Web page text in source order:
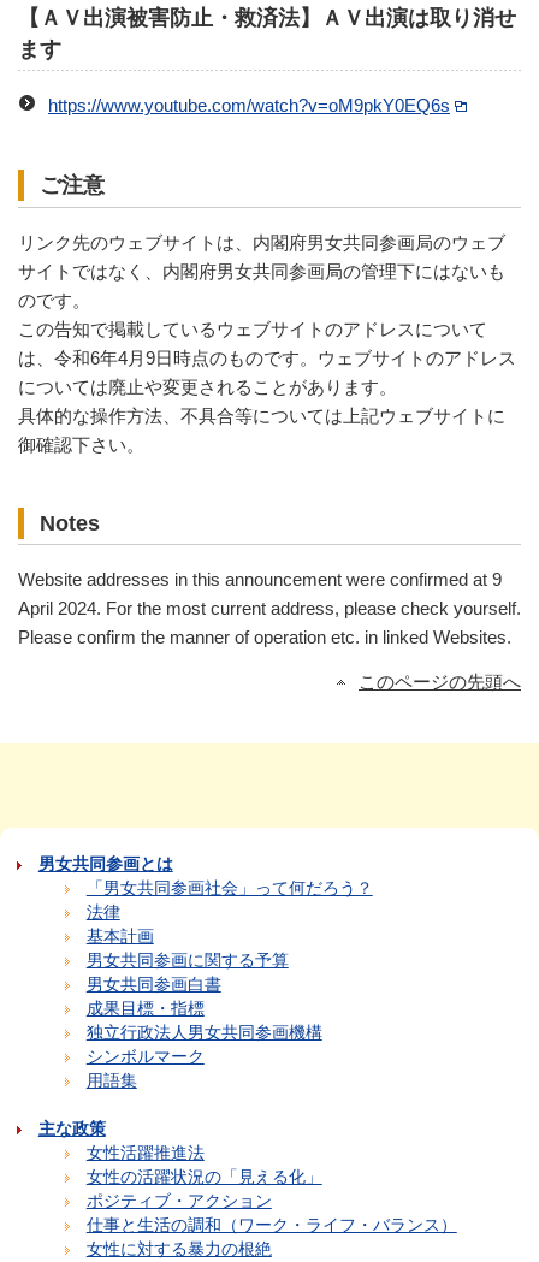
【ＡＶ出演被害防止・救済法】ＡＶ出演は取り消せ
ます
https://www.youtube.com/watch?v=oM9pkY0EQ6s
ご注意
リンク先のウェブサイトは、内閣府男女共同参画局のウェブ
サイトではなく、内閣府男女共同参画局の管理下にはないも
のです。
この告知で掲載しているウェブサイトのアドレスについて
は、令和6年4月9日時点のものです。ウェブサイトのアドレス
については廃止や変更されることがあります。
具体的な操作方法、不具合等については上記ウェブサイトに
御確認下さい。
Notes
Website addresses in this announcement were confirmed at 9
April 2024. For the most current address, please check yourself.
Please confirm the manner of operation etc. in linked Websites.
このページの先頭へ